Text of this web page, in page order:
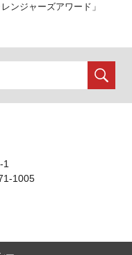
ンジャーズアワード」
1005